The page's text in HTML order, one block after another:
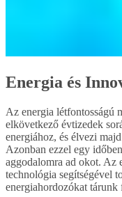
Energia és
Az energia létfontosságú
elkövetkező évtizedek
energiához, és élvezi
Azonban ezzel egy
aggodalomra ad okot. Az
technológia segítségével
energiahordozókat